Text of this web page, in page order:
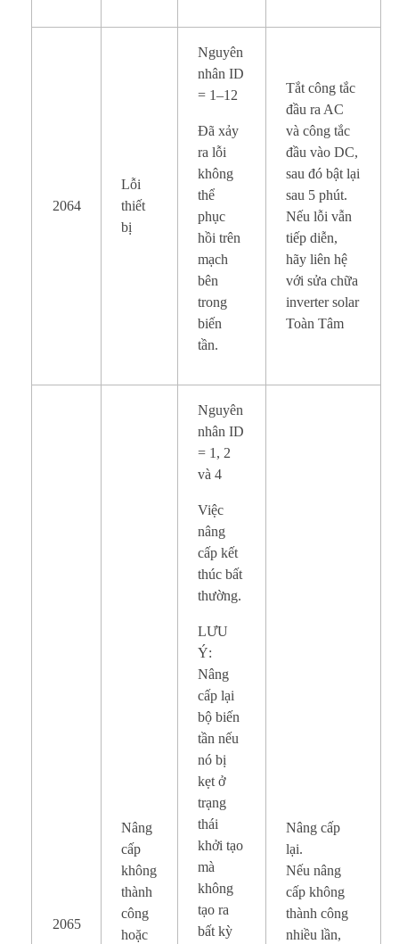
2064
Lỗi
thiết
bị
Nguyên
nhân ID
= 1–12
Đã xảy
ra lỗi
không
thể
phục
hồi trên
mạch
bên
trong
biến
tần.
Tắt công tắc
đầu ra AC
và công tắc
đầu vào DC,
sau đó bật lại
sau 5 phút.
Nếu lỗi vẫn
tiếp diễn,
hãy liên hệ
với sửa chữa
inverter solar
Toàn Tâm
2065
Nâng
cấp
không
thành
công
hoặc
Nguyên
nhân ID
= 1, 2
và 4
Việc
nâng
cấp kết
thúc bất
thường.
LƯU
Ý:
Nâng
cấp lại
bộ biến
tần nếu
nó bị
kẹt ở
trạng
thái
khởi tạo
mà
không
tạo ra
bất kỳ
Nâng cấp
lại.
Nếu nâng
cấp không
thành công
nhiều lần,